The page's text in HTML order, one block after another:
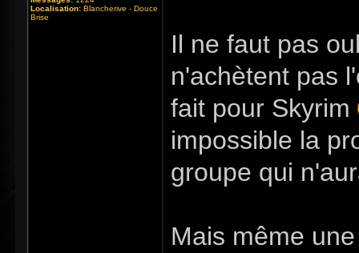
Localisation: Blancherive - Douce
Brise
Il ne faut pas
n'achètent pas
fait pour Skyrim
impossible la
groupe qui
Mais même